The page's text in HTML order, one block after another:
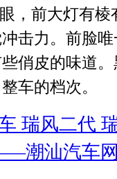
，前大灯有
击力。前脸
俏皮的味道
车的档次。